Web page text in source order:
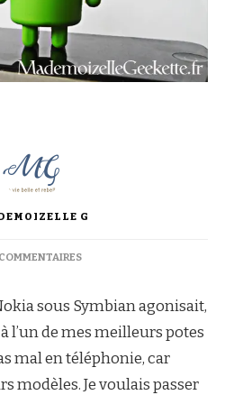
G
SUR
RETOUR
sous Symbian agonisait,
l’un de mes meilleurs potes
mal en téléphonie, car
modèles. Je voulais passer